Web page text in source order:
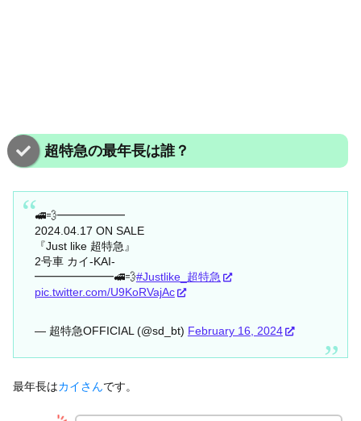
超特急の最年長は誰？
🚅💨━━━━━━
2024.04.17 ON SALE
『Just like 超特急』
2号車 カイ-KAI-
━━━━━━━🚅💨#Justlike_超特急
pic.twitter.com/U9KoRVajAc
— 超特急OFFICIAL (@sd_bt) February 16, 2024
最年長はカイさんです。